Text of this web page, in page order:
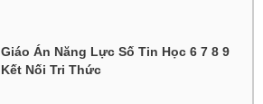
Giáo Án Năng Lực Số Tin Học 6 7 8 9
Kết Nối Tri Thức